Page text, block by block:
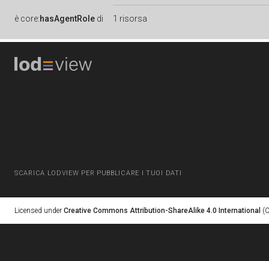
è core:hasAgentRole di 1 risorsa
SCARICA LODVIEW PER PUBBLICARE I TUOI DATI
Licensed under Creative Commons Attribution-ShareAlike 4.0 International